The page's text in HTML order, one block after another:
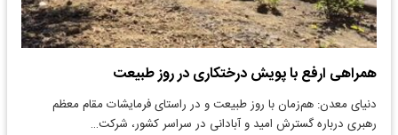
همراهی ارفع با پویش درختکاری در روز طبیعت
دنیای معدن: هم‌زمان با روز طبیعت و در راستای فرمایشات مقام معظم
رهبری درباره گسترش امید و آبادانی در سراسر کشور، شرکت…